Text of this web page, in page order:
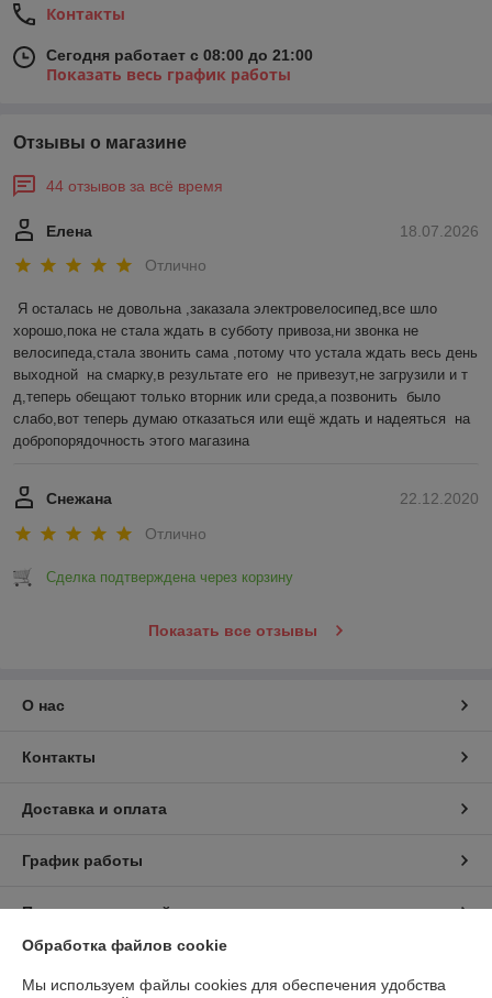
Контакты
Сегодня работает с 08:00 до 21:00
Показать весь график работы
Отзывы о магазине
44 отзывов за всё время
18.07.2026
Елена
Отлично
Я осталась не довольна ,заказала электровелосипед,все шло
хорошо,пока не стала ждать в субботу привоза,ни звонка не
велосипеда,стала звонить сама ,потому что устала ждать весь день
выходной  на смарку,в результате его  не привезут,не загрузили и т
д,теперь обещают только вторник или среда,а позвонить  было
слабо,вот теперь думаю отказаться или ещё ждать и надеяться  на
добропорядочность этого магазина
22.12.2020
Снежана
Отлично
Сделка подтверждена через корзину
Показать все отзывы
О нас
Контакты
Доставка и оплата
График работы
Полная версия сайта
Обработка файлов cookie
Мы используем файлы cookies для обеспечения удобства